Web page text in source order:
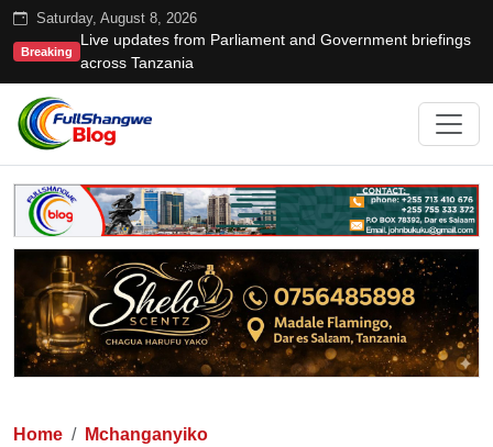
Saturday, August 8, 2026
Breaking
Live updates from Parliament and Government briefings
across Tanzania
Home Mchanganyiko